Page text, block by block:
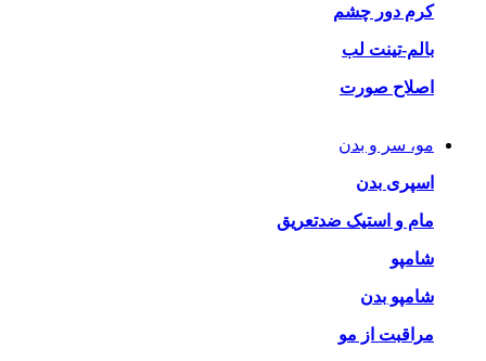
کرم دور چشم
بالم-تینت لب
اصلاح صورت
مو، سر و بدن
اسپری بدن
مام و استیک ضدتعریق
شامپو
شامپو بدن
مراقبت از مو